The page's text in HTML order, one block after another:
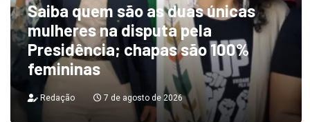
Saiba quem são as duas únicas
mulheres na disputa pela
Presidência; chapas são 100%
femininas
Redação 7 de agosto de 2026